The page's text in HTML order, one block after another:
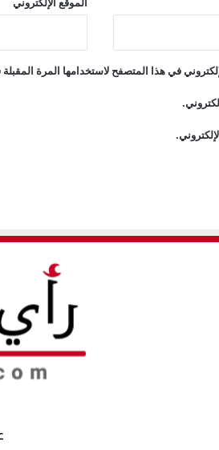
في هذا المتصفح لاستخدامها المرة